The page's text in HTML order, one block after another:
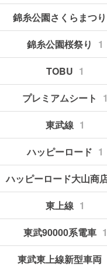
錦糸公園さくらまつり
錦糸公園桜祭り
1
TOBU 1
プレミアムシート
1
東武線 1
ハッピーロード 1
東上線 1
東武90000系電車 1
東武東上線新型車両